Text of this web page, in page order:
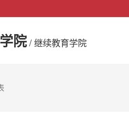
院/ 继续教育学院